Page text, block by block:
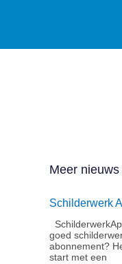
Meer nieuws
Schilderwerk
goed
abonnement?​
start met een